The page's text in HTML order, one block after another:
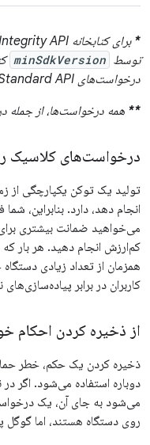
* برای کتابخانه Play Integrity API
توسط minSdkVersion
درخواست‌های Standard API، اندروید ۵.۰ (سطح API ۲۱) و برای درخواست‌های Classic API، اندروید ۴.۴ (سطح API ۱۹) است.
** همه درخواست‌ها، از جمله
درخواست‌های کلاسیک
تولید یک توکن یکپارچگی از
انجام دهد، دارد. بنابراین،
می‌خواهید ضمانت بیشتری برای
کم‌ارزش انجام دهید. هر بار
همزمان از تعداد زیادی
کاربران در برابر
از ذخیره کردن احکام
ذخیره کردن یک حکم، خطر
دوباره استفاده می‌شود. اگر
می‌شود به جای آن، یک
روی دستگاه هستند، اما